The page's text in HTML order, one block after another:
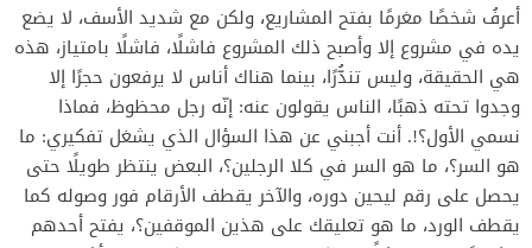
‎أعرفُ شخصًا مغرمًا بفتح المشاريع، ولكن مع شديد الأسف، لا يضع
يده في مشروع إلا وأصبح ذلك المشروع فاشلًا، فاشلًا بامتياز، هذه
هي الحقيقة، وليس تندُّرًا، بينما هناك أناس لا يرفعون حجرًا إلا
وجدوا تحته ذهبًا، الناس يقولون عنه: إنّه رجل محظوظ، فماذا
نسمي الأول؟!. أنت أجبني عن هذا السؤال الذي يشغل تفكيري: ما
هو السر؟، ما هو السر في كلا الرجلين؟، البعض ينتظر طويلًا حتى
يحصل على رقم ليحين دوره، والآخر يقطف الأرقام فور وصوله كما
يقطف الورد، ما هو تعليقك على هذين الموقفين؟، يفتح أحدهم